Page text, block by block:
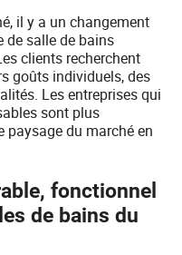
il y a un changement
de salle de bains
clients recherchent
goûts individuels, des
Les entreprises qui
sont plus
paysage du marché en
fonctionnel
de bains du